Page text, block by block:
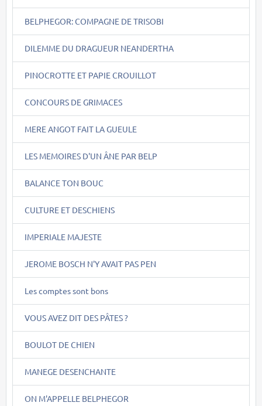
BELPHEGOR: COMPAGNE DE TRISOBI
DILEMME DU DRAGUEUR NEANDERTHA
PINOCROTTE ET PAPIE CROUILLOT
CONCOURS DE GRIMACES
MERE ANGOT FAIT LA GUEULE
LES MEMOIRES D'UN ÂNE PAR BELP
BALANCE TON BOUC
CULTURE ET DESCHIENS
IMPERIALE MAJESTE
JEROME BOSCH N'Y AVAIT PAS PEN
Les comptes sont bons
VOUS AVEZ DIT DES PÂTES ?
BOULOT DE CHIEN
MANEGE DESENCHANTE
ON M'APPELLE BELPHEGOR